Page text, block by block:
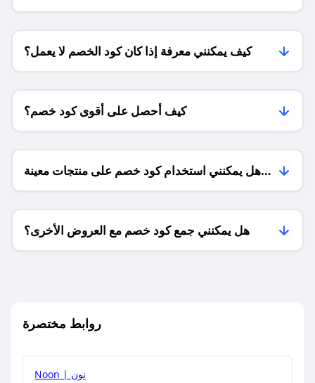
الشحن ؟
كيف يمكنني معرفة إذا كان كود الخصم لا يعمل؟
كيف أحصل على أقوى كود خصم؟
هل يمكنني استخدام كود خصم على منتجات معينة
فقط؟
هل يمكنني جمع كود خصم مع العروض الأخرى؟
روابط مختصرة
Noon | نون